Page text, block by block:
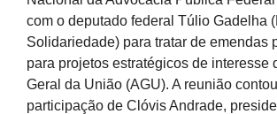
com o deputado federal Túlio Gadelha
Solidariedade) para tratar de emendas
para projetos estratégicos de interesse
Geral da União (AGU). A reunião
participação de Clóvis Andrade,